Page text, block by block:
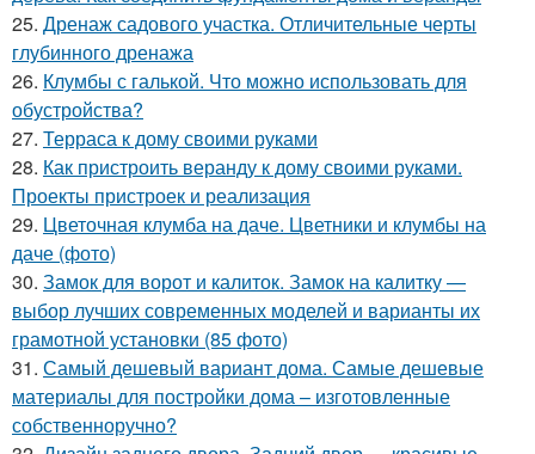
25. Дренаж садового участка. Отличительные черты
глубинного дренажа
26. Клумбы с галькой. Что можно использовать для
обустройства?
27. Терраса к дому своими руками
28. Как пристроить веранду к дому своими руками.
Проекты пристроек и реализация
29. Цветочная клумба на даче. Цветники и клумбы на
даче (фото)
30. Замок для ворот и калиток. Замок на калитку —
выбор лучших современных моделей и варианты их
грамотной установки (85 фото)
31. Самый дешевый вариант дома. Самые дешевые
материалы для постройки дома – изготовленные
собственноручно?